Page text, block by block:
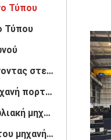
Τύπου
Τύπου
Ελαφριά κλείνω-ενώνοντας στενά μηχανή Πολωνού
Ελαφριά τέμνουσα μηχανή πορτών Πολωνού
Highmast και μονοπωλιακή μηχανή συγκόλλησης ραφών
κομμένα κατά μήκος του μηχανήματος